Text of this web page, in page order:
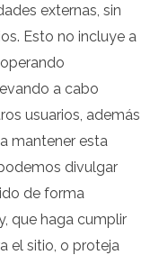
externas, sin
Esto no incluye a
a cabo
usuarios, además
mantener esta
divulgar
de forma
que haga cumplir
el sitio, o proteja